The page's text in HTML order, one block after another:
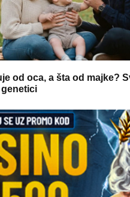
od oca, a šta od majke?